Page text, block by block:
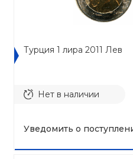
Турция 1 лира 2011 Лев
Нет в наличии
Уведомить о